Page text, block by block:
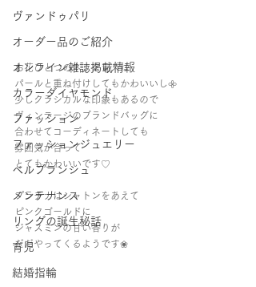
ヴァンドゥパリ
オーダー品のご紹介
オンライン雑誌掲載情報
カラーダイヤモンド
ファッション
ファッションジュエリー
ベルブランシュ
メンテナンス
リングの誕生秘話
育児
結婚指輪
お花ひとつのネックレスは
パールと重ね付けしてもかわいいし𖧷
少しクラシカルな印象もあるので
ヴィンテージのブランドバッグに
合わせてコーディネートしても
雰囲気が合って
とてもかわいいです♡
プラチナはシャトンをあえて
ピンクゴールドに
ジャスミンの甘い香りが
だだやってくるようです❀